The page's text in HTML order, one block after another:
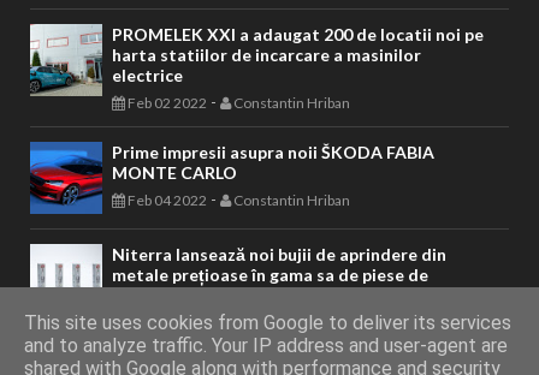
PROMELEK XXI a adaugat 200 de locatii noi pe
harta statiilor de incarcare a masinilor
electrice
Feb 02 2022 - Constantin Hriban
Prime impresii asupra noii ŠKODA FABIA
MONTE CARLO
Feb 04 2022 - Constantin Hriban
Niterra lansează noi bujii de aprindere din
metale prețioase în gama sa de piese de
May 29 2024- Constantin Hriban
This site uses cookies from Google to deliver its services
and to analyze traffic. Your IP address and user-agent are
shared with Google along with performance and security